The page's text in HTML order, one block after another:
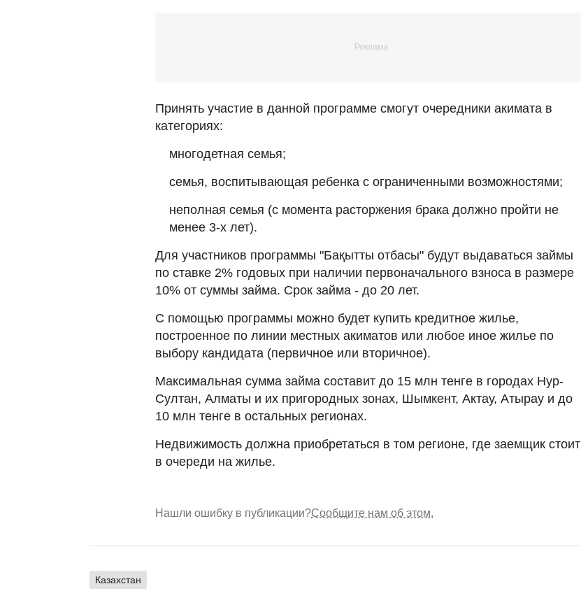
Принять участие в данной программе смогут очередники акимата в
категориях:
многодетная семья;
семья, воспитывающая ребенка с ограниченными возможностями;
неполная семья (с момента расторжения брака должно пройти не
менее 3-х лет).
Для участников программы "Бақытты отбасы" будут выдаваться займы
по ставке 2% годовых при наличии первоначального взноса в размере
10% от суммы займа. Срок займа - до 20 лет.
С помощью программы можно будет купить кредитное жилье,
построенное по линии местных акиматов или любое иное жилье по
выбору кандидата (первичное или вторичное).
Максимальная сумма займа составит до 15 млн тенге в городах Нур-
Султан, Алматы и их пригородных зонах, Шымкент, Актау, Атырау и до
10 млн тенге в остальных регионах.
Недвижимость должна приобретаться в том регионе, где заемщик стоит
в очереди на жилье.
Нашли ошибку в публикации?Сообщите нам об этом.
Казахстан